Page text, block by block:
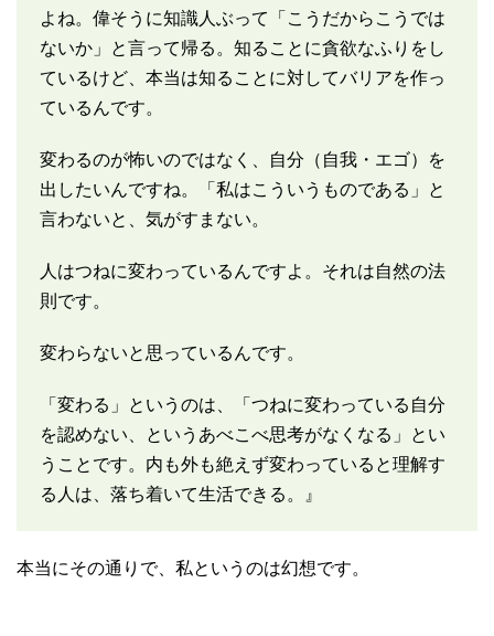
よね。偉そうに知識人ぶって「こうだからこうでは
ないか」と言って帰る。知ることに貪欲なふりをし
ているけど、本当は知ることに対してバリアを作っ
ているんです。
変わるのが怖いのではなく、自分（自我・エゴ）を
出したいんですね。「私はこういうものである」と
言わないと、気がすまない。
人はつねに変わっているんですよ。それは自然の法
則です。
変わらないと思っているんです。
「変わる」というのは、「つねに変わっている自分
を認めない、というあべこべ思考がなくなる」とい
うことです。内も外も絶えず変わっていると理解す
る人は、落ち着いて生活できる。』
本当にその通りで、私というのは幻想です。